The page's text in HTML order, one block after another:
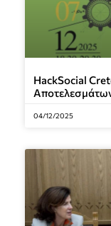
HackSocial
04/12/2025